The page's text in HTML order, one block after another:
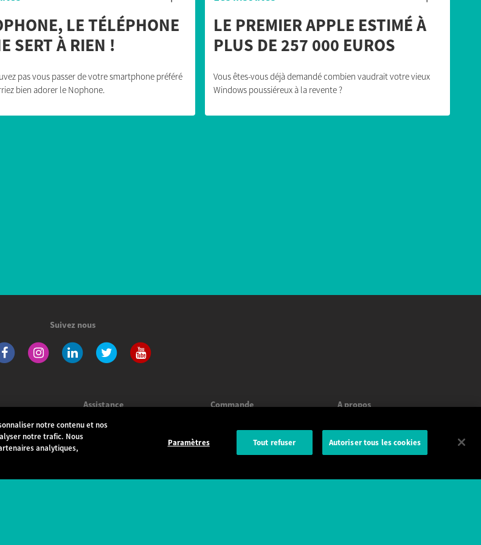
LE TÉLÉPHONE
SERT À RIEN !
pas vous passer de votre smartphone préféré
bien adorer le Nophone.
LE PREMIER APPLE ESTIMÉ À
PLUS DE 257 000 EUROS
Vous êtes-vous déjà demandé combien vaudrait votre vieux
Windows poussiéreux à la revente ?
Suivez nous
Assistance
Assistance produits
Commande
Assistance
Conseils & guide d'achat
A propos
Nous contacter
CGV
notre contenu et nos
notre trafic. Nous
analytiques,
Paramètres Tout refuser Autoriser tous les cookies